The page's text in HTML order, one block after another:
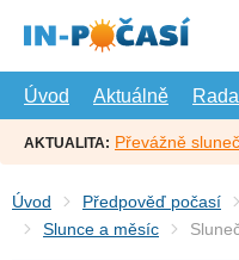
hlavní
Úvod
Aktuálně
AKTUALITA: Převážně
Úvod Předpověď počasí
Slunce a měsíc